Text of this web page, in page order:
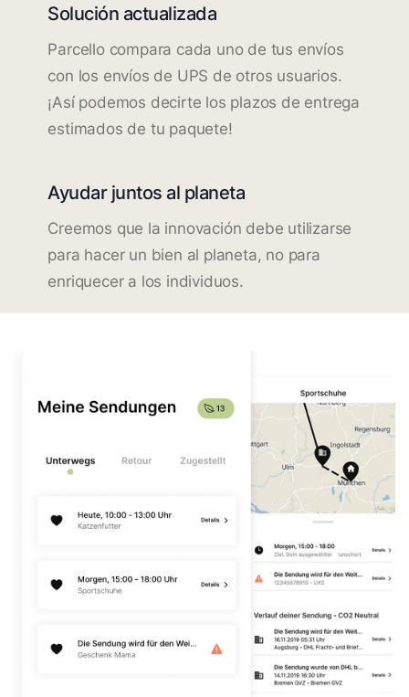
Solución actualizada
Parcello compara cada uno de tus envíos
con los envíos de UPS de otros usuarios.
¡Así podemos decirte los plazos de entrega
estimados de tu paquete!
Ayudar juntos al planeta
Creemos que la innovación debe utilizarse
para hacer un bien al planeta, no para
enriquecer a los individuos.